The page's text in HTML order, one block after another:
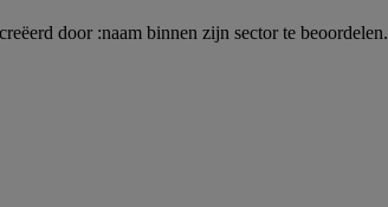
door :naam binnen zijn sector te beoordelen.